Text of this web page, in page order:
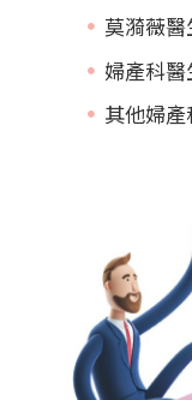
莫漪薇
婦產科
其他婦